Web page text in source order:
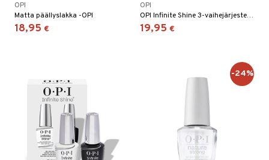
OPI
Matta päällyslakka -OPI
18,95 €
OPI
OPI Infinite Shine 3-vaihejärjestelmän aluslakka
19,95 €
-24%